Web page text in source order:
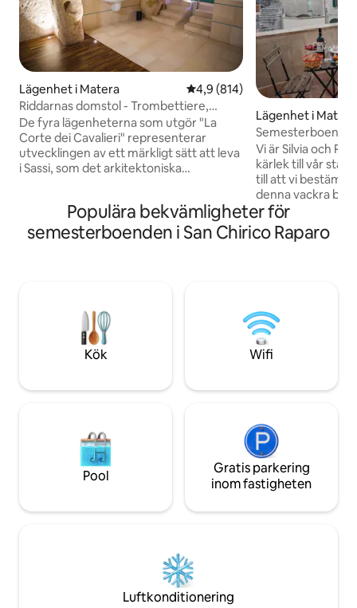
Lägenhet i Matera 4,9 av 5 i genomsnittligt
4,9 (814)
Riddarnas domstol - Trombettiere,
Matera
De fyra lägenheterna som utgör "La
Corte dei Cavalieri" representerar
utvecklingen av ett märkligt sätt att leva
i Sassi, som det arkitektoniska
genomfört och noggrant
renoveringsarbete har förvandlat detta
gamla bostadskomplex till moderna,
della Bruna", skyddshelgon för Matera;
Lägenhet i Matera
Semesterboende
Vi är Silvia och
kärlek till vår
till att vi
denna vackra
att omge oss
världen
kulturella och
huvudstad för
upptäcka dess
upplevelse
Populära bekvämligheter för
semesterboenden i San Chirico Raparo
Kök Wifi
Pool
Gratis parkering
inom fastigheten
Luftkonditionering